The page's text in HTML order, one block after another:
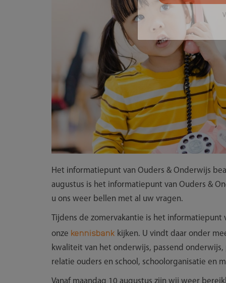
Het informatiepunt van Ouders & Onderwijs
augustus is het informatiepunt van Ouders &
u ons weer bellen met al uw vragen.
Tijdens de zomervakantie is het
onze kennisbank kijken. U vindt daar onder
kwaliteit van het onderwijs, passend
relatie ouders en school, schoolorganisatie en
Vanaf maandag 10 augustus zijn wij weer